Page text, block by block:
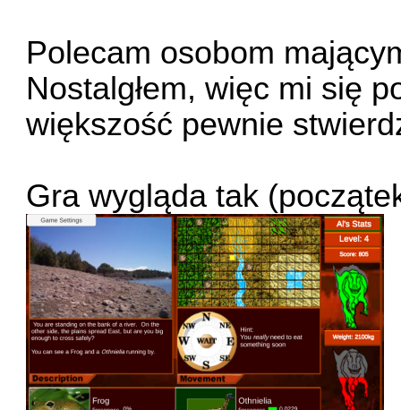
Polecam osobom
Nostalgłem, więc mi się
większość pewnie
Gra wygląda tak